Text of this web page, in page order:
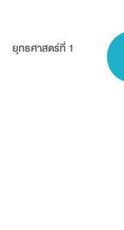
ยุทธศาสตร์ที่ 1